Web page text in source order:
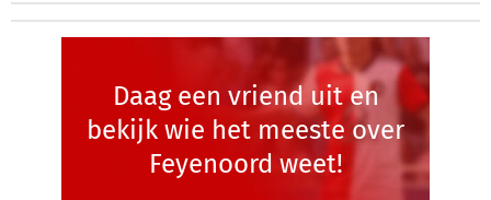
Daag een vriend uit en
bekijk wie het meeste over
Feyenoord weet!